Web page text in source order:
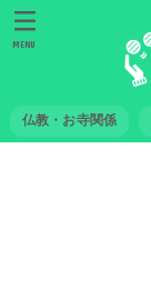
仏教・お寺関係
MENU